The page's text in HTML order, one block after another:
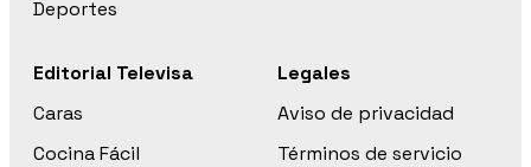
Deportes
Editorial Televisa
Caras
Cocina Fácil
Legales
Aviso de privacidad
Términos de servicio